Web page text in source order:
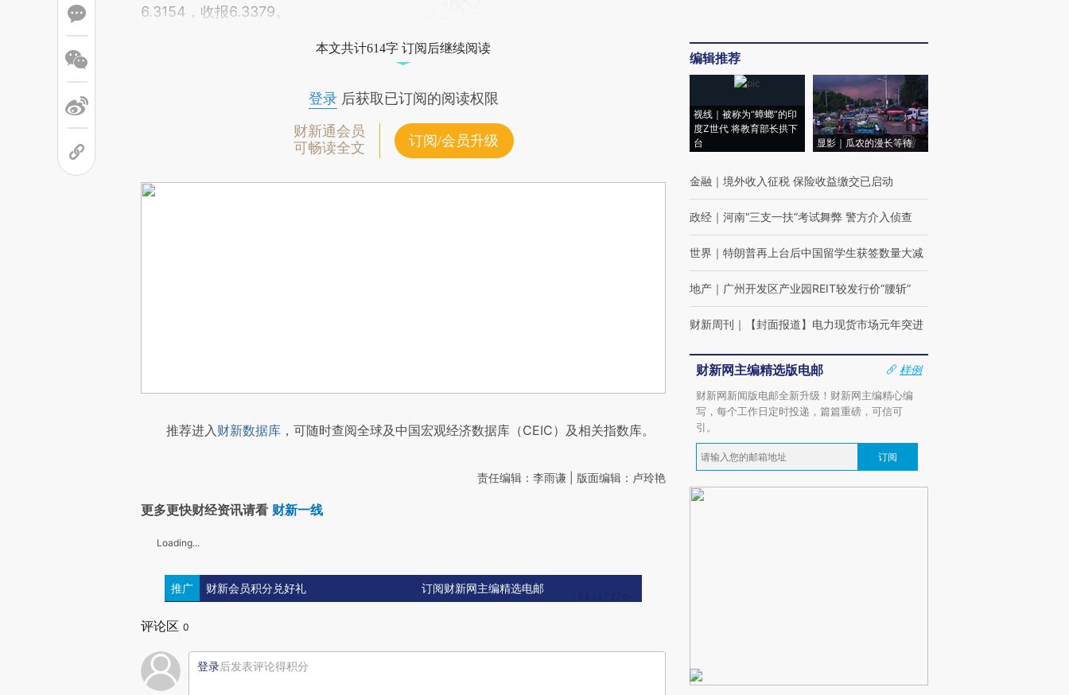
6.3154，收报6.3379。
本文共计614字 订阅后继续阅读
登录后获取已订阅的阅读权限
财新通会员
可畅读全文
订阅/会员升级
推荐进入财新数据库 ，可随时查阅全球及中国宏观经济数据库（CEIC）及相关指数库。
责任编辑：李雨谦 | 版面编辑：卢玲艳
更多更快财经资讯请看 财新一线
Loading...
推广 财新会员积分兑好礼 订阅财新网主编精选电邮
评论区 0
登录后发表评论得积分
编辑推荐
视线｜被称为“蟑螂”的印
度Z世代 将教育部长拱下
台
显影｜瓜农的漫长等待
金融 ｜ 境外收入征税 保险收益缴交已启动
政经 ｜ 河南“三支一扶”考试舞弊 警方介入侦查
世界 ｜ 特朗普再上台后中国留学生获签数量大减
地产 ｜ 广州开发区产业园REIT较发行价“腰斩”
财新周刊 ｜ 【封面报道】电力现货市场元年突进
财新网主编精选版电邮
样例
财新网新闻版电邮全新升级！财新网主编精心编
写，每个工作日定时投递，篇篇重磅，可信可
引。
订阅